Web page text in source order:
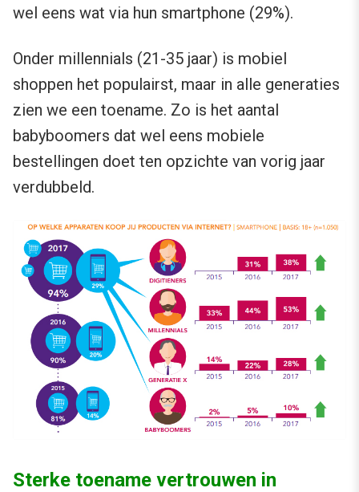
wel eens wat via hun smartphone (29%).
Onder millennials (21-35 jaar) is mobiel
shoppen het populairst, maar in alle generaties
zien we een toename. Zo is het aantal
babyboomers dat wel eens mobiele
bestellingen doet ten opzichte van vorig jaar
verdubbeld.
Sterke toename vertrouwen in